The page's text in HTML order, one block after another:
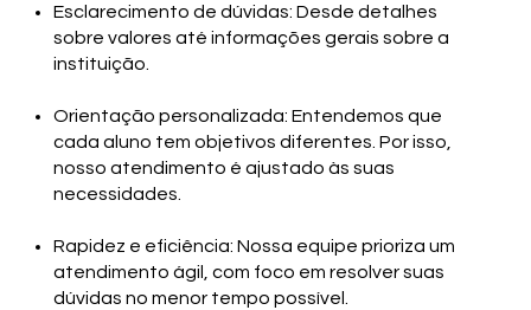
Esclarecimento de dúvidas: Desde detalhes
sobre valores até informações gerais sobre a
instituição.
Orientação personalizada: Entendemos que
cada aluno tem objetivos diferentes. Por isso,
nosso atendimento é ajustado às suas
necessidades.
Rapidez e eficiência: Nossa equipe prioriza um
atendimento ágil, com foco em resolver suas
dúvidas no menor tempo possível.